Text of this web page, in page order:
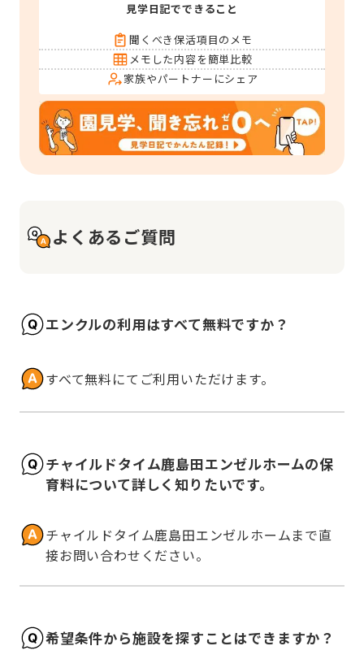
見学日記でできること
聞くべき保活項目のメモ
メモした内容を簡単比較
家族やパートナーにシェア
よくあるご質問
エンクルの利用はすべて無料ですか？
すべて無料にてご利用いただけます。
チャイルドタイム鹿島田エンゼルホームの保
育料について詳しく知りたいです。
チャイルドタイム鹿島田エンゼルホームまで直
接お問い合わせください。
希望条件から施設を探すことはできますか？